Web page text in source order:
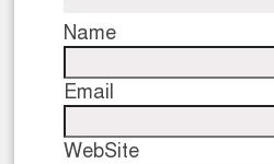
Name
Email
WebSite